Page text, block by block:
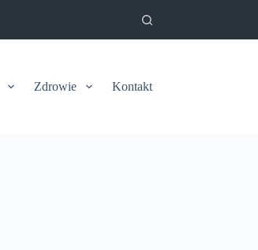
Zdrowie Kontakt